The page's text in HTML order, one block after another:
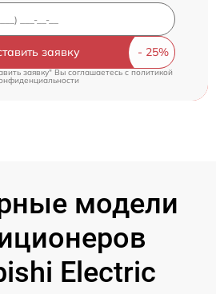
заявку
заявку" Вы соглашаетесь c политикой
модели
Electric